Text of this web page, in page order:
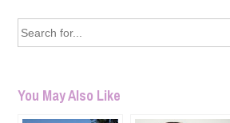
Search
for:
You May Also Like